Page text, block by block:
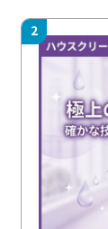
2